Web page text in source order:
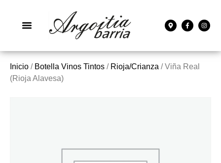
Inicio / Botella Vinos Tintos / Rioja/Crianza / Viña Real
(Rioja Alavesa)